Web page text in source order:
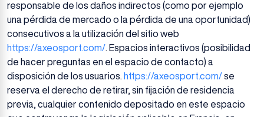
responsable de los daños indirectos (como por ejemplo
una pérdida de mercado o la pérdida de una oportunidad)
consecutivos a la utilización del sitio web
https://axeosport.com/ . Espacios interactivos (posibilidad
de hacer preguntas en el espacio de contacto) a
disposición de los usuarios. https://axeosport.com/se
reserva el derecho de retirar, sin fijación de residencia
previa, cualquier contenido depositado en este espacio